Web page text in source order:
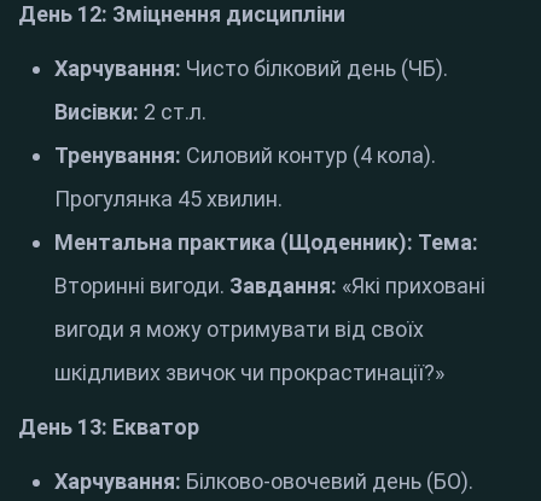
День 12: Зміцнення дисципліни
Харчування: Чисто білковий день (ЧБ).
Висівки: 2 ст.л.
Тренування: Силовий контур (4 кола).
Прогулянка 45 хвилин.
Ментальна практика (Щоденник): Тема:
Вторинні вигоди. Завдання: «Які приховані
вигоди я можу отримувати від своїх
шкідливих звичок чи прокрастинації?»
День 13: Екватор
Харчування: Білково-овочевий день (БО).